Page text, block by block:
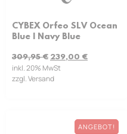
CYBEX Orfeo SLV Ocean
Blue | Navy Blue
309,95€ 239,00 €
inkl. 20% MwSt
zzgl. Versand
ANGEBOT!